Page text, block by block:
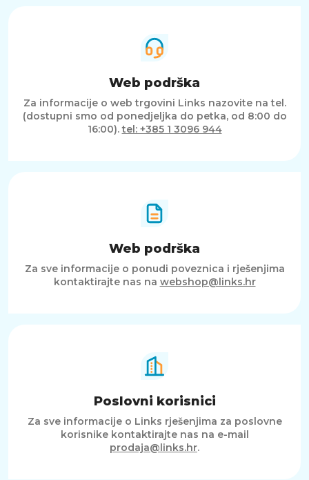
Web podrška
Za informacije o web trgovini Links nazovite na tel.
(dostupni smo od ponedjeljka do petka, od 8:00 do
16:00).tel: +385 1 3096 944
Web podrška
Za sve informacije o ponudi poveznica i rješenjima
kontaktirajte nas na webshop@links.hr
Poslovni korisnici
Za sve informacije o Links rješenjima za poslovne
korisnike kontaktirajte nas na e-mail
prodaja@links.hr.